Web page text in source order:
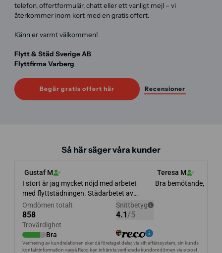
telefon, offertformulär, chatt eller ett vanligt mejl – vi
återkommer inom kort med en gratis offert.
Känn er varmt välkommen!
Flytt & Städ Sverige AB
Flyttfirma Varberg
Begär gratis offert här Recensioner
Så här säger våra kunder